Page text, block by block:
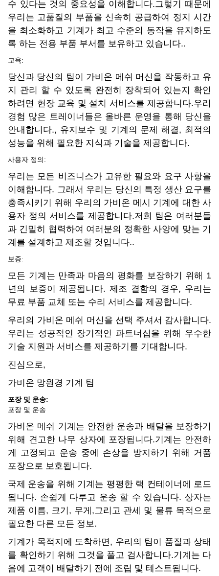
수 있다는 것의 중요성을 이해합니다.그렇기 때문에
우리는 고품질의 부품을 신속히 공급하여 정지 시간
을 최소화하고 기계가 최고 수준의 동작을 유지하도
록 하는 전용 부품 부서를 보유하고 있습니다..
교육:
당신과 당신의 팀이 가비온 메쉬 머신을 작동하고 유
지 관리 할 수 있도록 완전히 장착되어 있는지 확인
하려면 현장 교육 및 설치 서비스를 제공합니다.우리
경험 많은 트레이너들은 올바른 운영을 통해 당신을
안내합니다., 유지보수 및 기계의 문제 해결, 최적의
성능을 위해 필요한 지식과 기술을 제공합니다.
사용자 정의:
우리는 모든 비즈니스가 고유한 필요와 요구 사항을
이해합니다. 그래서 우리는 당신의 특정 생산 요구를
충족시키기 위해 우리의 가비온 메시 기계에 대한 사
용자 정의 서비스를 제공합니다.저희 팀은 여러분들
과 긴밀히 협력하여 여러분의 정확한 사양에 맞는 기
계를 설계하고 제조할 것입니다..
보증:
모든 기계는 만족과 마음의 평화를 보장하기 위해 1
년의 보증이 제공됩니다. 제조 결함의 경우, 우리는
무료 부품 교체 또는 수리 서비스를 제공합니다.
우리의 가비온 메쉬 머신을 선택 주셔서 감사합니다.
우리는 성공적인 장기적인 파트너십을 위해 우수한
기술 지원과 서비스를 제공하기를 기대합니다.
진심으로,
가비온 망원경 기계 팀
포장 및 운송:
포장 및 운송
가비온 메쉬 기계는 안전한 운송과 배달을 보장하기
위해 견고한 나무 상자에 포장됩니다.기계는 안전하
게 고정되고 운송 중에 손상을 방지하기 위해 거품
포장으로 보호됩니다.
국제 운송을 위해 기계는 평평한 랙 컨테이너에 로드
됩니다. 손쉽게 다루고 운송 할 수 있습니다. 상자는
제품 이름, 크기, 무게,그리고 관세 및 물류 목적으로
필요한 다른 모든 정보.
기계가 목적지에 도착하면, 우리의 팀이 품질과 상태
를 확인하기 위해 그것을 풀고 검사합니다.기계는 다
음에 고객이 배달하기 전에 조립 및 테스트됩니다.